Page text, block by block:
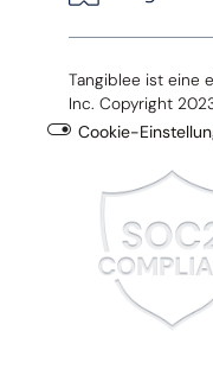
Tangiblee ist eine
Inc. Copyright
Cookie-